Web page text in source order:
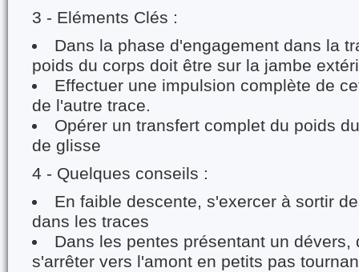
3 - Eléments Clés :
Dans la phase d'engagement dans la
poids du corps doit être sur la jambe
Effectuer une impulsion complète de
de l'autre trace.
Opérer un transfert complet du poids
de glisse
4 - Quelques conseils :
En faible descente, s'exercer à sortir
dans les traces
Dans les pentes présentant un
s'arrêter vers l'amont en petits pas